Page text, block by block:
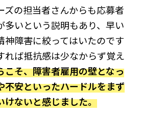
ズの担当者さんからも応募者
多いという説明もあり、早い
神障害に絞ってはいたのです
れば抵抗感は少なからず覚え
こそ、障害者雇用の壁となっ
不安といったハードルをまず
けないと感じました。